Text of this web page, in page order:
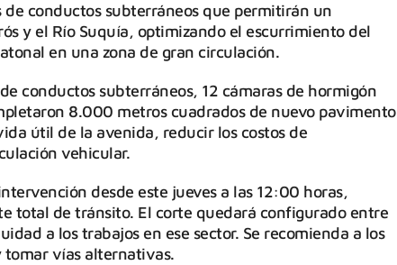
conductos subterráneos que permitirán un
y el Río Suquía, optimizando el escurrimiento del
en una zona de gran circulación.
conductos subterráneos, 12 cámaras de hormigón
8.000 metros cuadrados de nuevo pavimento
útil de la avenida, reducir los costos de
vehicular.
desde este jueves a las 12:00 horas,
total de tránsito. El corte quedará configurado entre
a los trabajos en ese sector. Se recomienda a los
tomar vías alternativas.